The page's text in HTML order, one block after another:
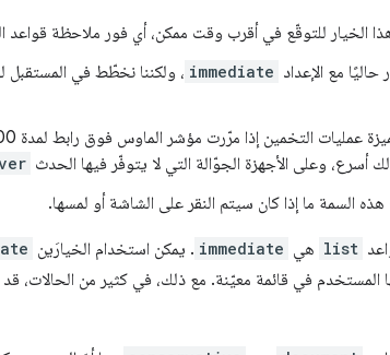
الخيار للتوقّع في أقرب وقت ممكن، أي فور ملاحظة قواعد
حاليًا مع الإعداد immediate ، ولكننا نخطّط في
التخمين إذا مرّرت مؤشر الماوس فوق رابط لمدة 200 ملي ثانية (أو عند وقوع الحدث
أسرع، وعلى الأجهزة الجوّالة التي لا يتوفّر فيها الحدث
السمة ما إذا كان سيتم النقر على الشاشة أو لمسها.
list هي immediate . يمكن استخدام الخيارَين